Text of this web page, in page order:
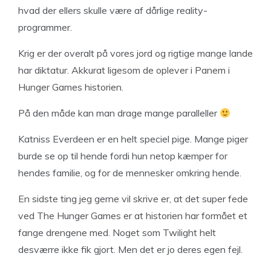
hvad der ellers skulle være af dårlige reality-
programmer.
Krig er der overalt på vores jord og rigtige mange lande
har diktatur. Akkurat ligesom de oplever i Panem i
Hunger Games historien.
På den måde kan man drage mange paralleller
Katniss Everdeen er en helt speciel pige. Mange piger
burde se op til hende fordi hun netop kæmper for
hendes familie, og for de mennesker omkring hende.
En sidste ting jeg gerne vil skrive er, at det super fede
ved The Hunger Games er at historien har formået et
fange drengene med. Noget som Twilight helt
desværre ikke fik gjort. Men det er jo deres egen fejl.